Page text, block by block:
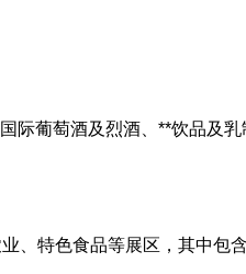
际葡萄酒及烈酒、**饮品及乳
、特色食品等展区，其中包